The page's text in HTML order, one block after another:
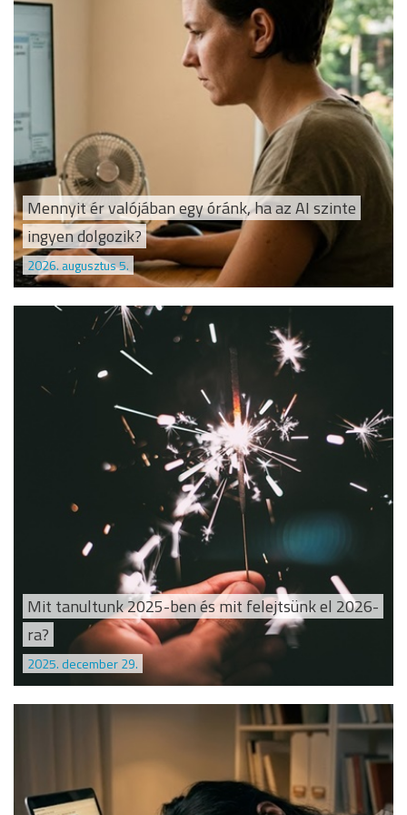
Mennyit ér valójában egy óránk, ha az AI szinte
ingyen dolgozik?
2026. augusztus 5.
Mit tanultunk 2025-ben és mit felejtsünk el 2026-
ra?
2025. december 29.